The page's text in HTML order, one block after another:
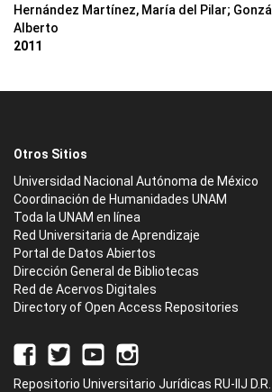
Hernández Martínez, María del Pilar;
Alberto
2011
Otros Sitios
Universidad Nacional Autónoma de México
Coordinación de Humanidades UNAM
Toda la UNAM en línea
Red Universitaria de Aprendizaje
Portal de Datos Abiertos
Dirección General de Bibliotecas
Red de Acervos Digitales
Directory of Open Access Repositories
Repositorio Universitario Jurídicas RU-IIJ